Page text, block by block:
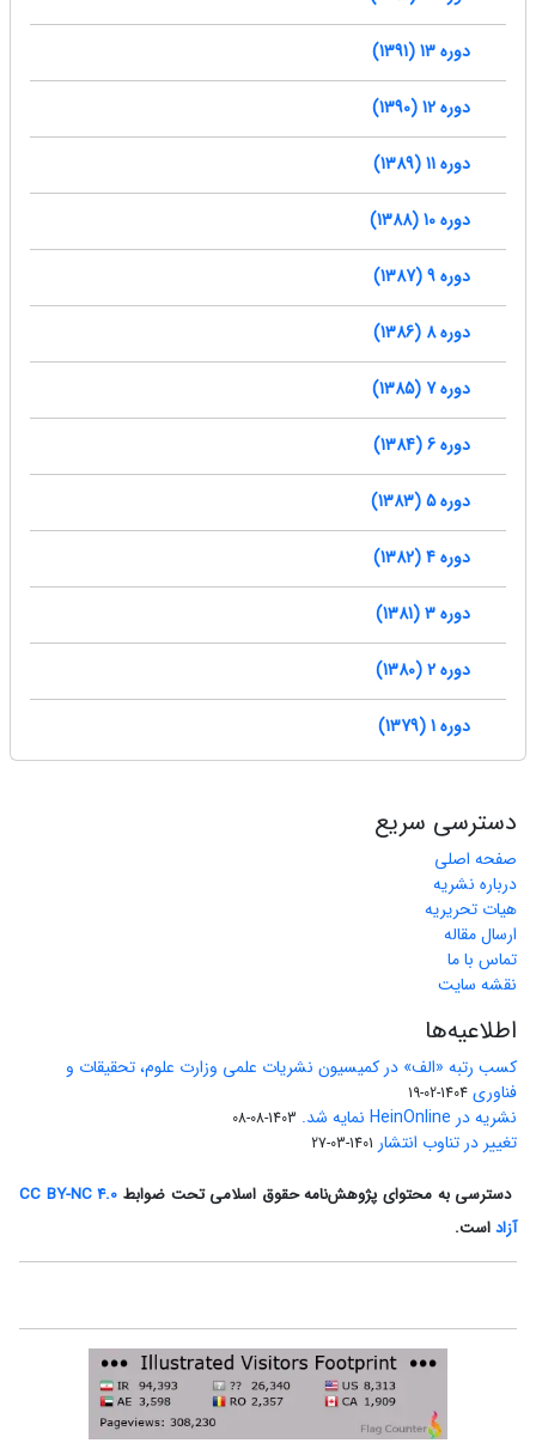
دوره 13 (1391)
دوره 12 (1390)
دوره 11 (1389)
دوره 10 (1388)
دوره 9 (1387)
دوره 8 (1386)
دوره 7 (1385)
دوره 6 (1384)
دوره 5 (1383)
دوره 4 (1382)
دوره 3 (1381)
دوره 2 (1380)
دوره 1 (1379)
دسترسی سریع
صفحه اصلی
درباره نشریه
هیات تحریریه
ارسال مقاله
تماس با ما
نقشه سایت
اطلاعیه‌ها
کسب رتبه «الف» در کمیسیون نشریات علمی وزارت علوم، تحقیقات و
فناوری 1404-02-19
نشریه در HeinOnline نمایه شد. 1403-08-08
تغییر در تناوب انتشار 1401-03-27
دسترسی به محتوای پژوهش‌نامه حقوق اسلامی تحت ضوابط CC BY-NC 4.0
آزاداست.